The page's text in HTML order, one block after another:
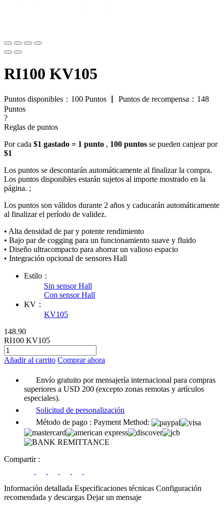
RI100 KV105
Puntos disponibles： 100 Puntos Puntos de recompensa： 148
Puntos
?
Reglas de puntos
Por cada $1 gastado = 1 punto , 100 puntos se pueden canjear por
$1
Los puntos se descontarán automáticamente al finalizar la compra.
Los puntos disponibles estarán sujetos al importe mostrado en la
página. ;
Los puntos son válidos durante 2 años y caducarán automáticamente
al finalizar el período de validez.
• Alta densidad de par y potente rendimiento
• Bajo par de cogging para un funcionamiento suave y fluido
• Diseño ultracompacto para ahorrar un valioso espacio
• Integración opcional de sensores Hall
Estilo：
Sin sensor Hall
Con sensor Hall
KV：
KV105
148.90
RI100 KV105
Añadir al carrito Comprar ahora
Envío gratuito por mensajería internacional para compras
superiores a USD 200 (excepto zonas remotas y artículos
especiales).
Solicitud de personalización
Método de pago : Payment Method:
Compartir :
Información detallada Especificaciones técnicas Configuración
recomendada y descargas Dejar un mensaje